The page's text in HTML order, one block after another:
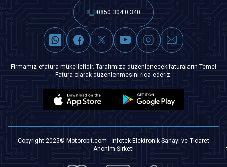
0850 304 0 340
Firmamız efatura mükellefidir. Tarafımıza düzenlenecek faturaların Temel
Fatura olarak düzenlenmesini rica ederiz.
Copyright 2025© Motorobit.com - İnfotek Elektronik Sanayi ve Ticaret
Anonim Şirketi